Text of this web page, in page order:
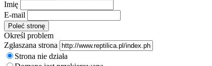
Imię
E-mail
Określ problem
Zgłaszana strona
Strona nie działa